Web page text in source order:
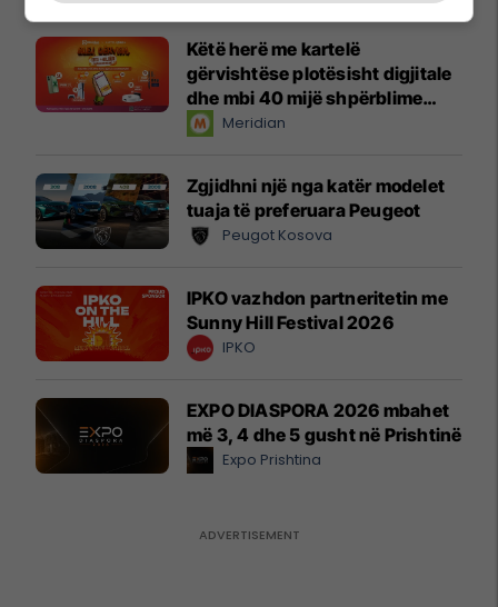
Këtë herë me kartelë
gërvishtëse plotësisht digjitale
dhe mbi 40 mijë shpërblime
instant!Meridian
Zgjidhni një nga katër modelet
tuaja të preferuara Peugeot
Peugot Kosova
IPKO vazhdon partneritetin me
Sunny Hill Festival 2026
IPKO
EXPO DIASPORA 2026 mbahet
më 3, 4 dhe 5 gusht në Prishtinë
Expo Prishtina